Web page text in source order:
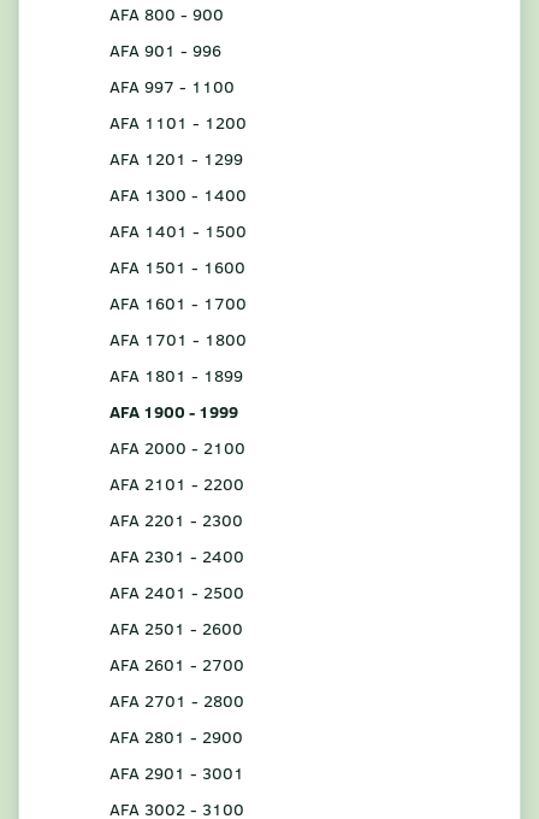
AFA 800 - 900
AFA 901 - 996
AFA 997 - 1100
AFA 1101 - 1200
AFA 1201 - 1299
AFA 1300 - 1400
AFA 1401 - 1500
AFA 1501 - 1600
AFA 1601 - 1700
AFA 1701 - 1800
AFA 1801 - 1899
AFA 1900 - 1999
AFA 2000 - 2100
AFA 2101 - 2200
AFA 2201 - 2300
AFA 2301 - 2400
AFA 2401 - 2500
AFA 2501 - 2600
AFA 2601 - 2700
AFA 2701 - 2800
AFA 2801 - 2900
AFA 2901 - 3001
AFA 3002 - 3100